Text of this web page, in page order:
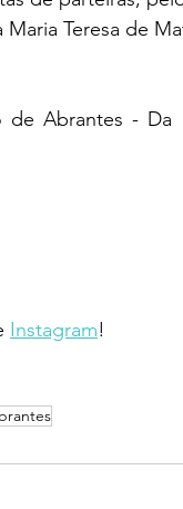
Maria Teresa de
Abrantes - Da
Instagram!